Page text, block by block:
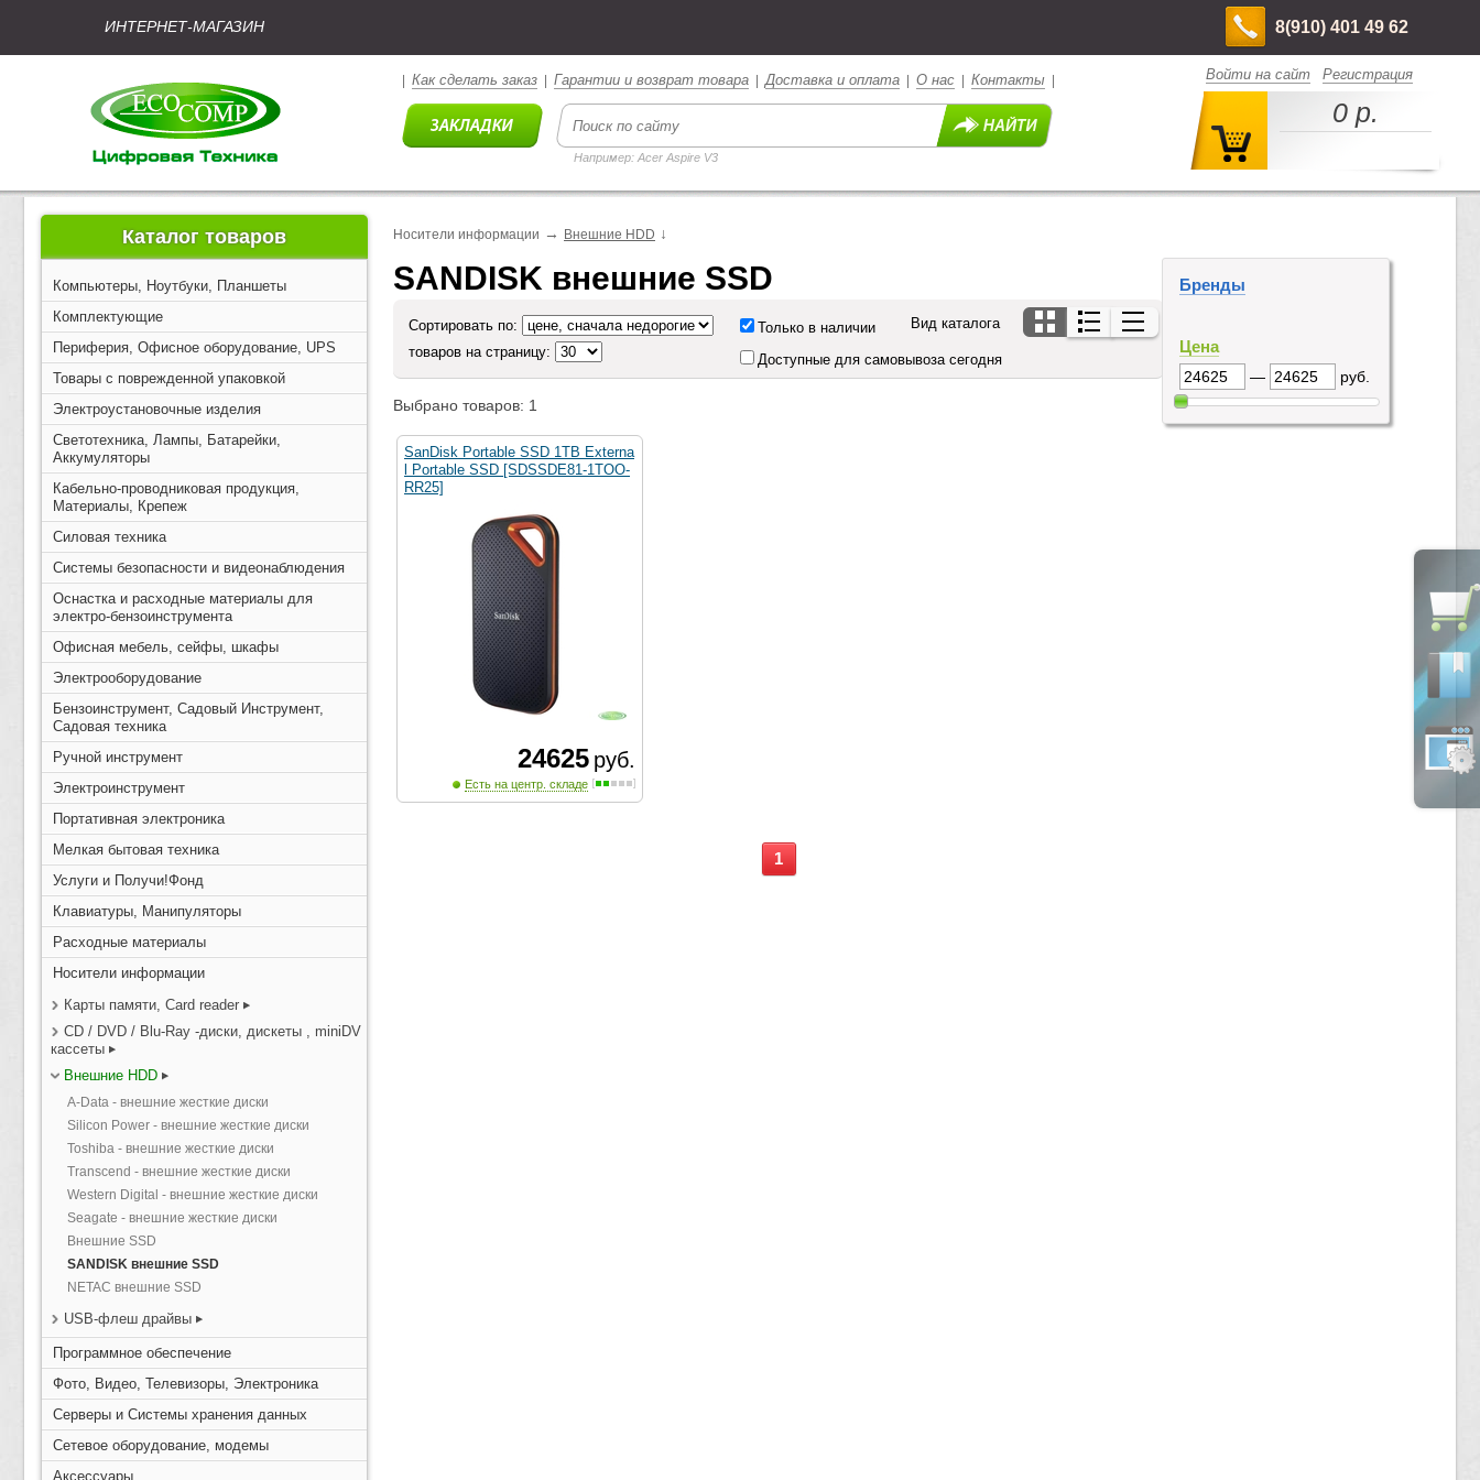
ИНТЕРНЕТ-МАГАЗИН 8(910) 401 49 62
Как сделать заказ Гарантии и возврат товара |Доставка и оплата О нас Контакты
Например: Acer Aspire V3
Войти на сайт Регистрация
0 р.
Каталог товаров
Компьютеры, Ноутбуки, Планшеты
Комплектующие
Периферия, Офисное оборудование, UPS
Товары с поврежденной упаковкой
Электроустановочные изделия
Светотехника, Лампы, Батарейки,
Аккумуляторы
Кабельно-проводниковая продукция,
Материалы, Крепеж
Силовая техника
Системы безопасности и видеонаблюдения
Оснастка и расходные материалы для
электро-бензоинструмента
Офисная мебель, сейфы, шкафы
Электрооборудование
Бензоинструмент, Садовый Инструмент,
Садовая техника
Ручной инструмент
Электроинструмент
Портативная электроника
Мелкая бытовая техника
Услуги и Получи!Фонд
Клавиатуры, Манипуляторы
Расходные материалы
Носители информации
Карты памяти, Card reader
CD / DVD / Blu-Ray -диски, дискеты , miniDV
кассеты
Внешние HDD
A-Data - внешние жесткие диски
Silicon Power - внешние жесткие диски
Toshiba - внешние жесткие диски
Transcend - внешние жесткие диски
Western Digital - внешние жесткие диски
Seagate - внешние жесткие диски
Внешние SSD
SANDISK внешние SSD
NETAC внешние SSD
USB-флеш драйвы
Программное обеспечение
Фото, Видео, Телевизоры, Электроника
Серверы и Системы хранения данных
Сетевое оборудование, модемы
Аксессуары
Носители информации → Внешние HDD ↓
SANDISK внешние SSD
Сортировать по:
товаров на страницу:
Только в наличии
Доступные для самовывоза сегодня
Вид каталога
Выбрано товаров: 1
SanDisk Portable SSD 1TB Externa
l Portable SSD [SDSSDE81-1TOO-
RR25]
24625 руб.
Есть на центр. складе
1
Бренды
Цена
— руб.